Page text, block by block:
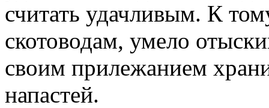
считать удачливым. К
скотоводам, умело
своим прилежанием
напастей.